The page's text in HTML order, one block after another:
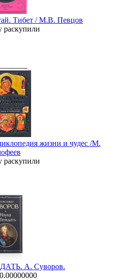
Тибет / М.В. Певцов
раскупили
жизни и чудес /М.
раскупили
А. Суворов.